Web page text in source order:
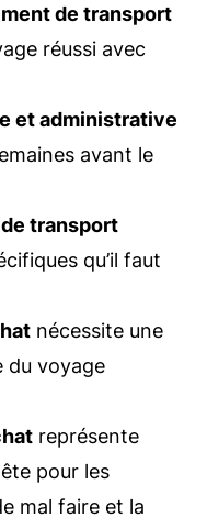
de transport
réussi avec
et administrative
avant le
transport
qu’il faut
nécessite une
du voyage
représente
pour les
mal faire et la